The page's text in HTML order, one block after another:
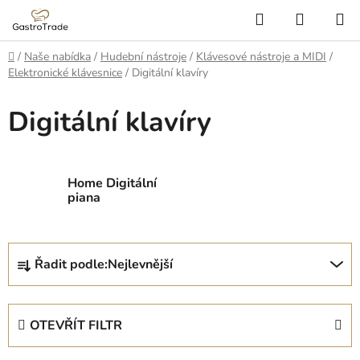
obsah
Hledat
KOŠÍK
Domů
/ Naše nabídka / Hudební nástroje / Klávesové nástroje a MIDI /
Elektronické klávesnice / Digitální klavíry
Digitální klavíry
Home Digitální
piana
Ř
z
Řadit podle:Nejlevnější
OTEVŘÍT FILTR